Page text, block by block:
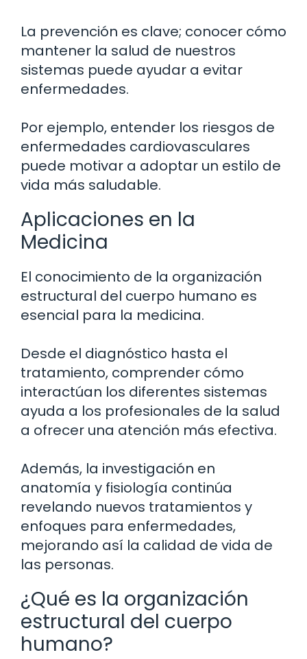
La prevención es clave; conocer cómo
mantener la salud de nuestros
sistemas puede ayudar a evitar
enfermedades.
Por ejemplo, entender los riesgos de
enfermedades cardiovasculares
puede motivar a adoptar un estilo de
vida más saludable.
Aplicaciones en la
Medicina
El conocimiento de la organización
estructural del cuerpo humano es
esencial para la medicina.
Desde el diagnóstico hasta el
tratamiento, comprender cómo
interactúan los diferentes sistemas
ayuda a los profesionales de la salud
a ofrecer una atención más efectiva.
Además, la investigación en
anatomía y fisiología continúa
revelando nuevos tratamientos y
enfoques para enfermedades,
mejorando así la calidad de vida de
las personas.
¿Qué es la organización
estructural del cuerpo
humano?